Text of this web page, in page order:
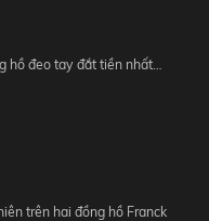
hồ đeo tay đắt tiền nhất…
trên hai đồng hồ Franck